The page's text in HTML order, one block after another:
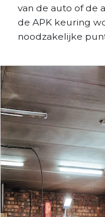
van de auto of de
de APK keuring
noodzakelijke